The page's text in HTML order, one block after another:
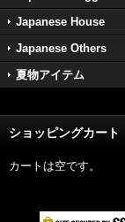
Japanese House
Japanese Others
夏物アイテム
ショッピングカート
カートは空です。